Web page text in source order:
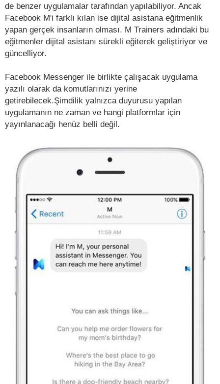
de benzer uygulamalar tarafından yapılabiliyor. Ancak
Facebook M'i farklı kılan ise dijital asistana eğitmenlik
yapan gerçek insanların olması. M Trainers adındaki bu
eğitmenler dijital asistanı sürekli eğiterek geliştiriyor ve
güncelliyor.
Facebook Messenger ile birlikte çalışacak uygulama
yazılı olarak da komutlarınızı yerine
getirebilecek.Şimdilik yalnızca duyurusu yapılan
uygulamanın ne zaman ve hangi platformlar için
yayınlanacağı henüz belli değil.